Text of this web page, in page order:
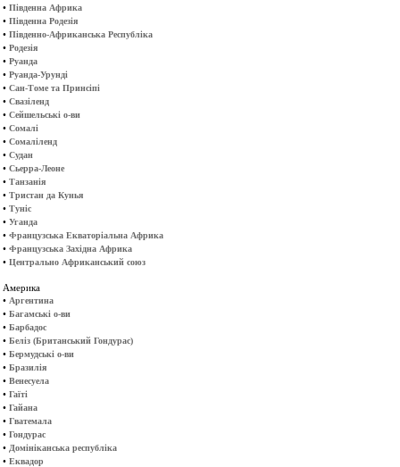
• Південна Африка
• Південна Родезія
• Південно-Африканська Республіка
• Родезія
• Руанда
• Руанда-Урунді
• Сан-Томе та Принсіпі
• Свазіленд
• Сейшельські о-ви
• Сомалі
• Сомаліленд
• Судан
• Сьерра-Леоне
• Танзанія
• Тристан да Кунья
• Туніс
• Уганда
• Французська Екваторіальна Африка
• Французська Західна Африка
• Центрально Африканський союз
Америка
• Аргентина
• Багамські о-ви
• Барбадос
• Беліз (Британський Гондурас)
• Бермудські о-ви
• Бразилія
• Венесуела
• Гаїті
• Гайана
• Гватемала
• Гондурас
• Домініканська республіка
• Еквадор